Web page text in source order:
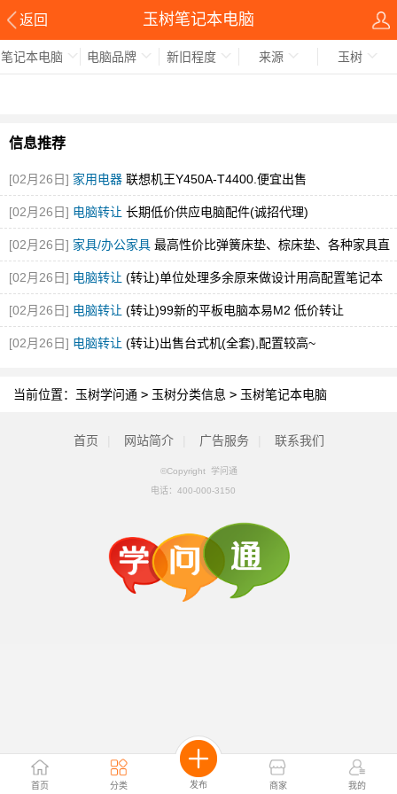
返回 玉树笔记本电脑
首页 分类 发布 商家 我的
笔记本电脑 电脑品牌 新旧程度 来源 玉树
信息推荐
[02月26日] 家用电器 联想机王Y450A-T4400.便宜出售
[02月26日] 电脑转让 长期低价供应电脑配件(诚招代理)
[02月26日] 家具/办公家具 最高性价比弹簧床垫、棕床垫、各种家具直
销[02月26日] 电脑转让 (转让)单位处理多余原来做设计用高配置笔记本
[02月26日] 电脑转让 (转让)99新的平板电脑本易M2 低价转让
[02月26日] 电脑转让 (转让)出售台式机(全套),配置较高~
当前位置： 玉树学问通 > 玉树分类信息 > 玉树笔记本电脑
首页 网站简介 广告服务 联系我们
©Copyright 学问通
电话： 400-000-3150